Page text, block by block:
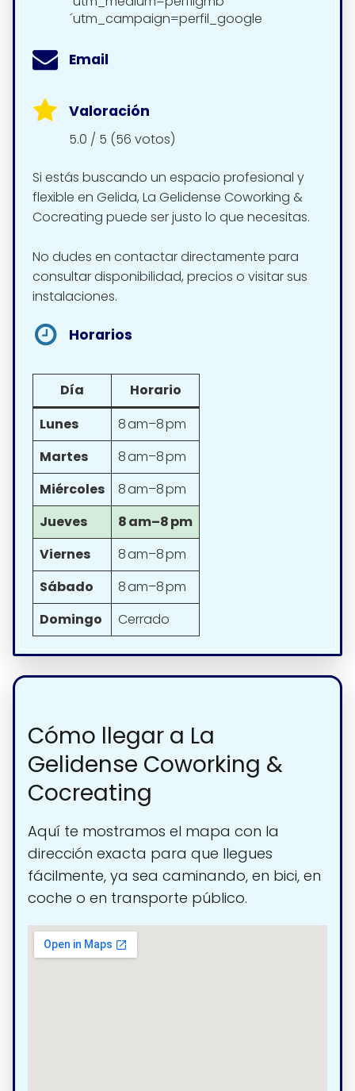
´utm_campaign=perfil_google
Email
Valoración
5.0 / 5 (56 votos)
Si estás buscando un espacio profesional y
flexible en Gelida, La Gelidense Coworking &
Cocreating puede ser justo lo que necesitas.
No dudes en contactar directamente para
consultar disponibilidad, precios o visitar sus
instalaciones.
Horarios
Día
Horario
Lunes
8 am–8 pm
Martes
8 am–8 pm
Miércoles
8 am–8 pm
Jueves
8 am–8 pm
Viernes
8 am–8 pm
Sábado
8 am–8 pm
Domingo
Cerrado
Cómo llegar a La
Gelidense Coworking &
Cocreating
Aquí te mostramos el mapa con la
dirección exacta para que llegues
fácilmente, ya sea caminando, en bici, en
coche o en transporte público.